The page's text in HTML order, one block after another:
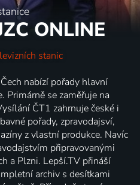
ONLINE
stanic
nabízí pořady hlavní
Primárně se zaměřuje na
ČT1 zahrnuje české i
pořady, zpravodajsví,
z vlastní produkce. Navíc
připravovanými
a Plzni. Lepší.TV přináší
archiv s desítkami